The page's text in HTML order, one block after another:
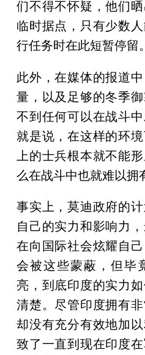
们不得不怀疑，他们
临时据点，只有少数
行任务时在此短暂停留。
此外，在媒体的报道
量，以及足够的冬季
不到任何可以在战斗
就是说，在这样的环
上的士兵根本就不能
么在战斗中也就难以拥
事实上，莫迪政府的
自己的实力和影响力
在向国际社会炫耀自
会被这些蒙蔽，但毕
亮，到底印度的实力
清楚。尽管印度拥有
却没有充分有效地加
致了一直到现在印度